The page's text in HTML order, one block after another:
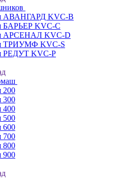
АВАНГАРД KVC-B
БАРЬЕР KVC-C
АРСЕНАЛ KVC-D
ТРИУМФ KVC-S
РЕДУТ KVC-P
200
300
400
500
600
700
800
900